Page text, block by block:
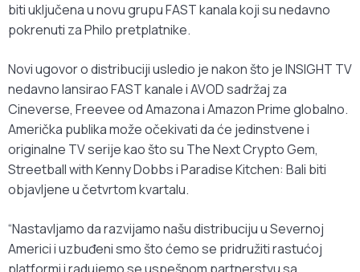
biti uključena u novu grupu FAST kanala koji su nedavno
pokrenuti za Philo pretplatnike.
Novi ugovor o distribuciji usledio je nakon što je INSIGHT TV
nedavno lansirao FAST kanale i AVOD sadržaj za
Cineverse, Freevee od Amazona i Amazon Prime globalno.
Američka publika može očekivati da će jedinstvene i
originalne TV serije kao što su The Next Crypto Gem,
Streetball with Kenny Dobbs i Paradise Kitchen: Bali biti
objavljene u četvrtom kvartalu.
“Nastavljamo da razvijamo našu distribuciju u Severnoj
Americi i uzbuđeni smo što ćemo se pridružiti rastućoj